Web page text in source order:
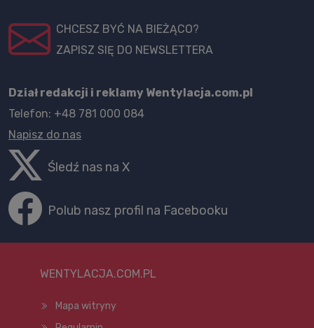
CHCESZ BYĆ NA BIEŻĄCO?
ZAPISZ SIĘ DO NEWSLETTERA
Dział redakcji i reklamy Wentylacja.com.pl
Telefon: +48 781 000 084
Napisz do nas
Śledź nas na X
Polub nasz profil na Facebooku
WENTYLACJA.COM.PL
Mapa witryny